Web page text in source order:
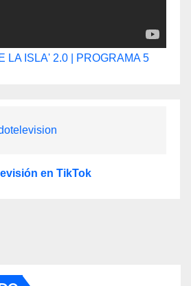
LA ISLA' 2.0 | PROGRAMA 5
en TikTok